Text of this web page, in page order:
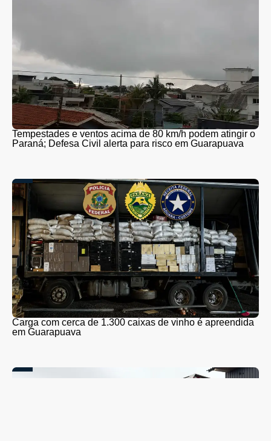
Tempestades e ventos acima de 80 km/h podem atingir o
Paraná; Defesa Civil alerta para risco em Guarapuava
Carga com cerca de 1.300 caixas de vinho é apreendida
em Guarapuava